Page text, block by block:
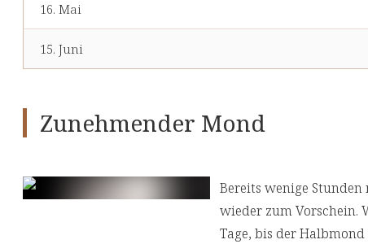
16. Mai
15. Juni
Zunehmender Mond
Bereits wenige
wieder zum Vorschein.
Tage, bis der